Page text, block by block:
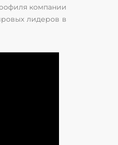
компании
лидеров в